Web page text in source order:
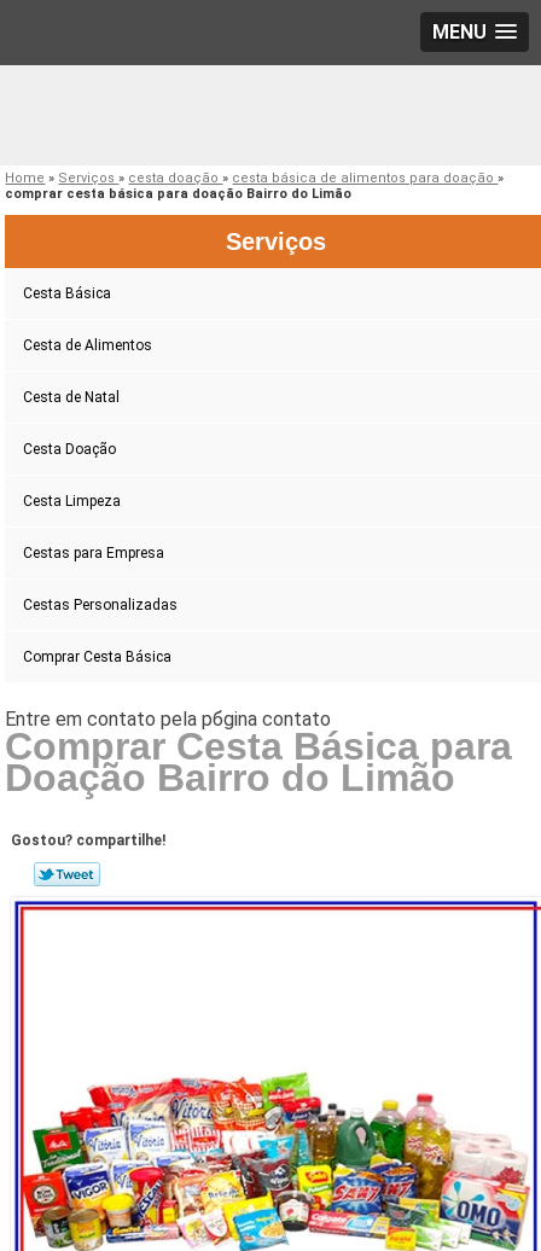
MENU
Home » Serviços» cesta doação» cesta básica de alimentos para doação»
comprar cesta básica para doação Bairro do Limão
Serviços
Cesta Básica
Cesta de Alimentos
Cesta de Natal
Cesta Doação
Cesta Limpeza
Cestas para Empresa
Cestas Personalizadas
Comprar Cesta Básica
Comprar Cesta Básica para
Doação Bairro do Limão
Gostou? compartilhe!